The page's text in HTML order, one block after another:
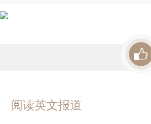
阅读英文报道